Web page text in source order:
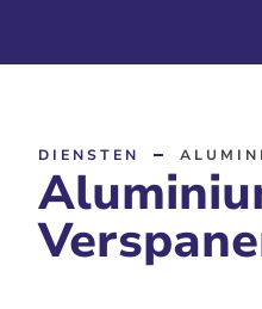
DIENSTEN